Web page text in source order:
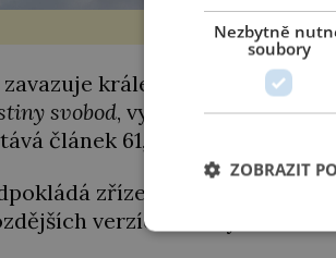
zavazuje krále respektovat
svobod, vydané už roku
článek 61, tedy
zřízení výboru 25
verzích listiny už se
Nezbytně
soubory
ZOBRAZIT